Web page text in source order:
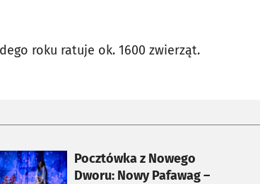
roku ratuje ok. 1600 zwierząt.
Pocztówka z Nowego
Dworu: Nowy Pafawag –
się w nowej karcie